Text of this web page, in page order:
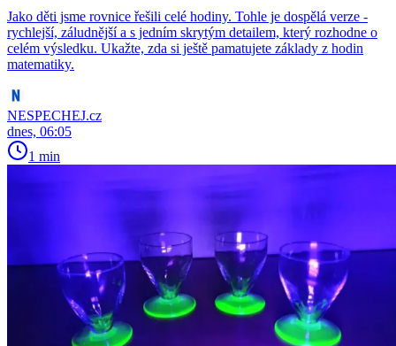
Jako děti jsme rovnice řešili celé hodiny. Tohle je dospělá verze -
rychlejší, záludnější a s jedním skrytým detailem, který rozhodne o
celém výsledku. Ukažte, zda si ještě pamatujete základy z hodin
matematiky.
NESPECHEJ.cz
dnes, 06:05
1 min